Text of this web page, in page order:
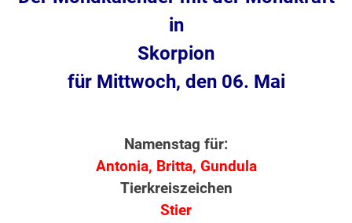
in
Skorpion
für Mittwoch, den 06. Mai
Namenstag für:
Antonia, Britta, Gundula
Tierkreiszeichen
Stier